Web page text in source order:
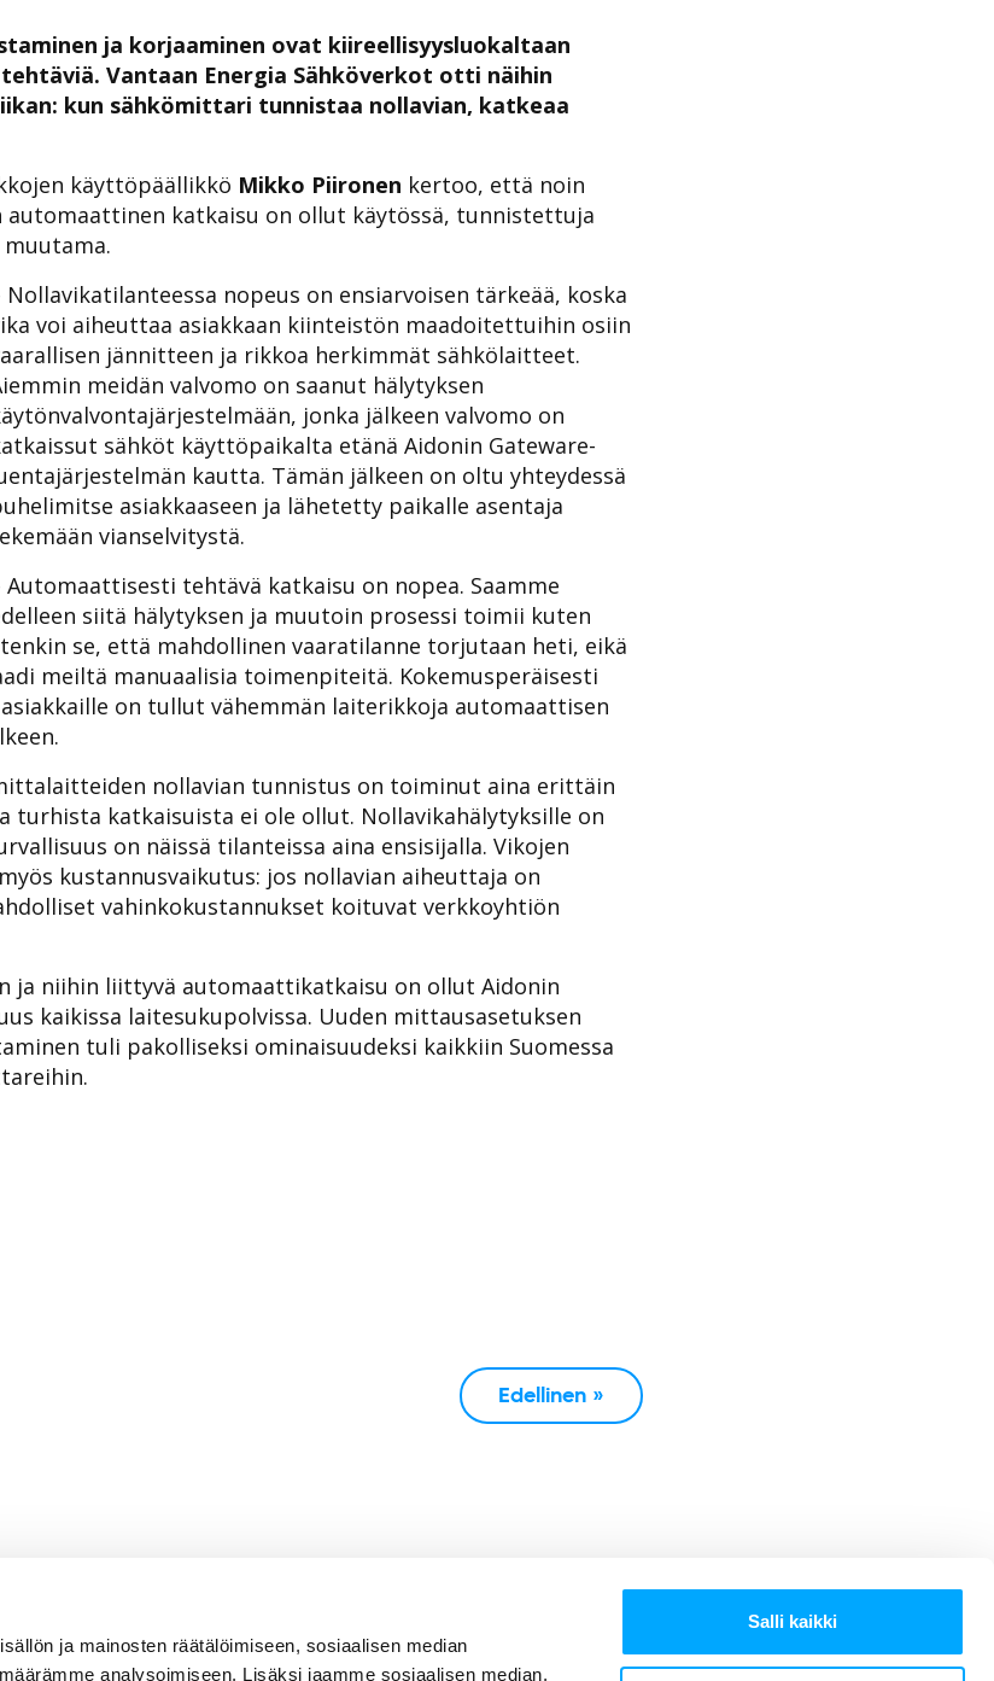
ja mainosten räätälöimiseen, sosiaalisen median
analysoimiseen. Lisäksi jaamme sosiaalisen median,
Salli kaikki
ja korjaaminen ovat kiireellisyysluokaltaan
Vantaan Energia Sähköverkot otti näihin
kun sähkömittari tunnistaa nollavian, katkeaa
käyttöpäällikkö Mikko Piironen kertoo, että noin
automaattinen katkaisu on ollut käytössä, tunnistettuja
Nollavikatilanteessa nopeus on ensiarvoisen tärkeää, koska
voi aiheuttaa asiakkaan kiinteistön maadoitettuihin osiin
jännitteen ja rikkoa herkimmät sähkölaitteet.
meidän valvomo on saanut hälytyksen
jonka jälkeen valvomo on
sähköt käyttöpaikalta etänä Aidonin Gateware-
kautta. Tämän jälkeen on oltu yhteydessä
asiakkaaseen ja lähetetty paikalle asentaja
vianselvitystä.
Automaattisesti tehtävä katkaisu on nopea. Saamme
siitä hälytyksen ja muutoin prosessi toimii kuten
se, että mahdollinen vaaratilanne torjutaan heti, eikä
meiltä manuaalisia toimenpiteitä. Kokemusperäisesti
on tullut vähemmän laiterikkoja automaattisen
nollavian tunnistus on toiminut aina erittäin
turhista katkaisuista ei ole ollut. Nollavikahälytyksille on
on näissä tilanteissa aina ensisijalla. Vikojen
kustannusvaikutus: jos nollavian aiheuttaja on
vahinkokustannukset koituvat verkkoyhtiön
ja niihin liittyvä automaattikatkaisu on ollut Aidonin
kaikissa laitesukupolvissa. Uuden mittausasetuksen
tuli pakolliseksi ominaisuudeksi kaikkiin Suomessa
Edellinen »